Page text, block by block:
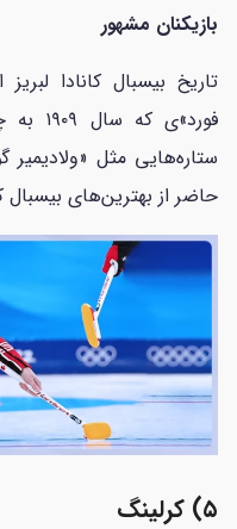
بازیکنان مشهور
تاریخ بیسبال کانادا
ستاره‌هایی مثل
حاضر از بهترین‌های بیسبال
۵) کرلینگ